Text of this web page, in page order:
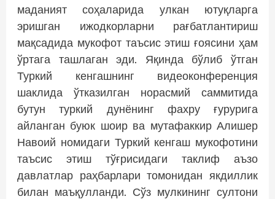
маданият соҳаларида улкан ютуқларга
эришган ижодкорларни рағбатлантириш
мақсадида мукофот таъсис этиш ғоясини ҳам
ўртага ташлаган эди. Яқинда бўлиб ўтган
Туркий кенгашнинг видеоконференция
шаклида ўтказилган норасмий саммитида
бутун туркий дунёнинг фахру ғурурига
айланган буюк шоир ва мутафаккир Алишер
Навоий номидаги Туркий кенгаш мукофотини
таъсис этиш тўғрисидаги таклиф аъзо
давлатлар раҳбарлари томонидан якдиллик
билан маъқулланди. Сўз мулкининг султони